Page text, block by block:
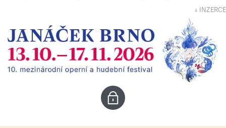
↓ INZERCE